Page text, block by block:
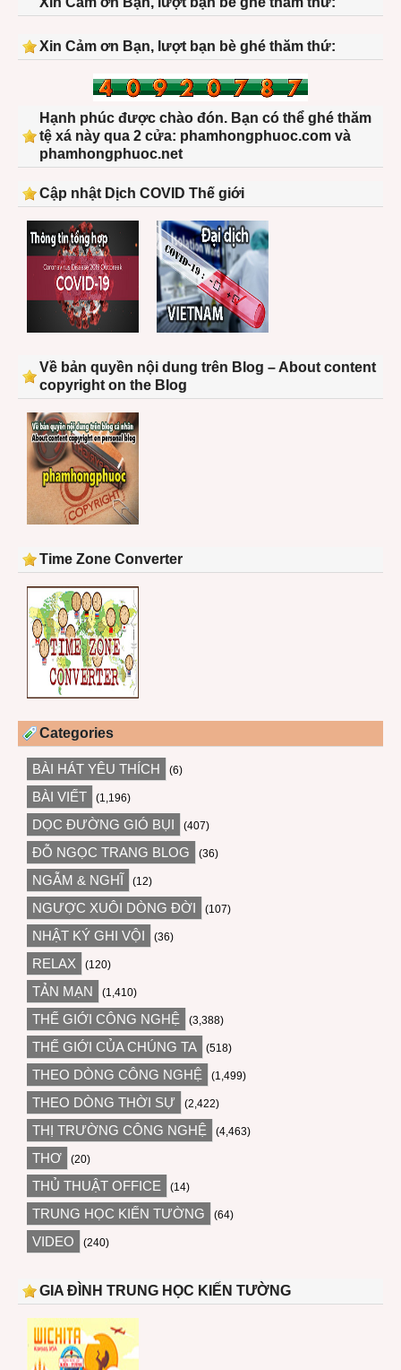
Xin Cảm ơn Bạn, lượt bạn bè ghé thăm thứ:
Hạnh phúc được chào đón. Bạn có thể ghé thăm
tệ xá này qua 2 cửa: phamhongphuoc.com và
phamhongphuoc.net
Cập nhật Dịch COVID Thế giới
Về bản quyền nội dung trên Blog – About content
copyright on the Blog
Time Zone Converter
Categories
BÀI HÁT YÊU THÍCH (6)
BÀI VIẾT (1,196)
DỌC ĐƯỜNG GIÓ BỤI (407)
ĐỖ NGỌC TRANG BLOG (36)
NGẪM & NGHĨ (12)
NGƯỢC XUÔI DÒNG ĐỜI (107)
NHẬT KÝ GHI VỘI (36)
RELAX (120)
TẢN MẠN (1,410)
THẾ GIỚI CÔNG NGHỆ (3,388)
THẾ GIỚI CỦA CHÚNG TA (518)
THEO DÒNG CÔNG NGHỆ (1,499)
THEO DÒNG THỜI SỰ (2,422)
THỊ TRƯỜNG CÔNG NGHỆ (4,463)
THƠ (20)
THỦ THUẬT OFFICE (14)
TRUNG HỌC KIẾN TƯỜNG (64)
VIDEO (240)
GIA ĐÌNH TRUNG HỌC KIẾN TƯỜNG